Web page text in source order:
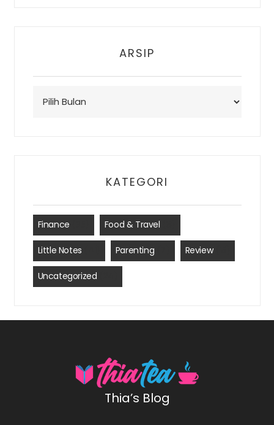
ARSIP
KATEGORI
Finance Food & Travel
Little Notes Parenting Review(15)
Uncategorized
Thia’s Blog